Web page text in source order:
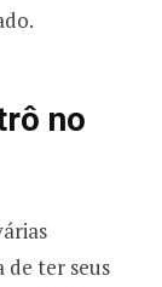
no
de ter seus